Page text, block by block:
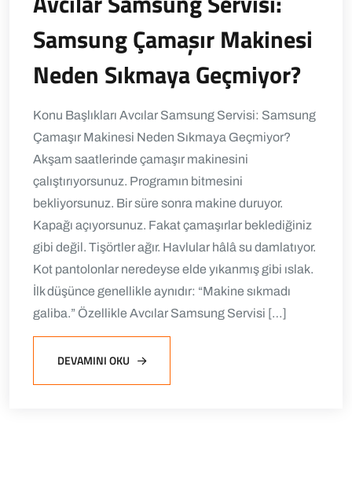
Samsung Çamaşır Makinesi
Neden Sıkmaya Geçmiyor?
Konu Başlıkları Avcılar Samsung Servisi: Samsung
Çamaşır Makinesi Neden Sıkmaya Geçmiyor?
Akşam saatlerinde çamaşır makinesini
çalıştırıyorsunuz. Programın bitmesini
bekliyorsunuz. Bir süre sonra makine duruyor.
Kapağı açıyorsunuz. Fakat çamaşırlar beklediğiniz
gibi değil. Tişörtler ağır. Havlular hâlâ su damlatıyor.
Kot pantolonlar neredeyse elde yıkanmış gibi ıslak.
İlk düşünce genellikle aynıdır: “Makine sıkmadı
galiba.” Özellikle Avcılar Samsung Servisi […]
DEVAMINI OKU